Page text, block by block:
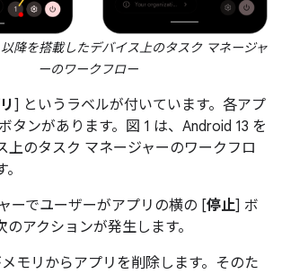
降を搭載したデバイス上のタスク マネージャ
ーのワークフロー
] というラベルが付いています。各アプ
タンがあります。図 1 は、Android 13 を
上のタスク マネージャーのワークフロ
ーでユーザーがアプリの横の [停止] ボ
アクションが発生します。
モリからアプリを削除します。そのた